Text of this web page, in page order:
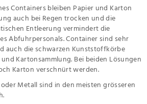
Containers bleiben Papier und Karton
auch bei Regen trocken und die
Entleerung vermindert die
Abfuhrpersonals. Container sind sehr
auch die schwarzen Kunststoffkörbe
Kartonsammlung. Bei beiden Lösungen
Karton verschnürt werden.
Metall sind in den meisten grösseren